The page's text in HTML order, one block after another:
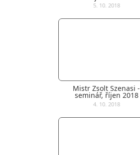
5. 10. 2018
Mistr Zsolt Szenasi -
seminář, říjen 2018
4. 10. 2018